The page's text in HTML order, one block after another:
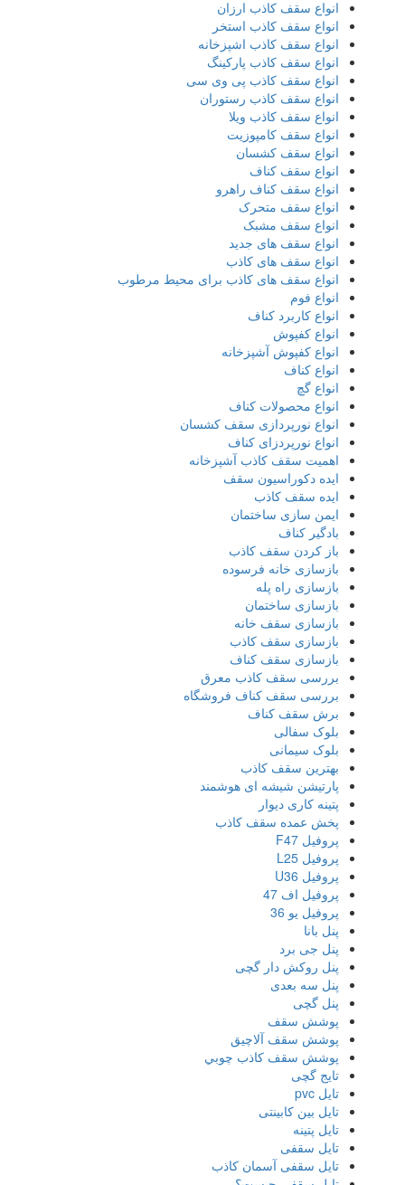
انواع سقف کاذب ارزان
انواع سقف کاذب استخر
انواع سقف کاذب اشپزخانه
انواع سقف کاذب پارکینگ
انواع سقف کاذب پی وی سی
انواع سقف کاذب رستوران
انواع سقف کاذب ویلا
انواع سقف کامپوزیت
انواع سقف کشسان
انواع سقف کناف
انواع سقف کناف راهرو
انواع سقف متحرک
انواع سقف مشبک
انواع سقف های جدید
انواع سقف های کاذب
انواع سقف های کاذب برای محیط مرطوب
انواع فوم
انواع کاربرد کناف
انواع کفپوش
انواع کفپوش آشپزخانه
انواع کناف
انواع گچ
انواع محصولات کناف
انواع نورپردازی سقف کشسان
انواع نورپردزای کناف
اهمیت سقف کاذب آشپزخانه
ایده دکوراسیون سقف
ایده سقف کاذب
ایمن سازی ساختمان
بادگیر کناف
باز کردن سقف کاذب
بازسازی خانه فرسوده
بازسازی راه پله
بازسازی ساختمان
بازسازی سقف خانه
بازسازی سقف کاذب
بازسازی سقف کناف
بررسی سقف کاذب معرق
بررسی سقف کناف فروشگاه
برش سقف کناف
بلوک سفالی
بلوک سیمانی
بهترین سقف کاذب
پارتیشن شیشه ای هوشمند
پتینه کاری دیوار
پخش عمده سقف کاذب
پروفیل F47
پروفیل L25
پروفیل U36
پروفیل اف 47
پروفیل یو 36
پنل بانا
پنل جی برد
پنل روکش دار گچی
پنل سه بعدی
پنل گچی
پوشش سقف
پوشش سقف آلاچیق
پوشش سقف كاذب چوبي
تایج گچی
تایل pvc
تایل بین کابینتی
تایل پتینه
تایل سقفی
تایل سقفی آسمان کاذب